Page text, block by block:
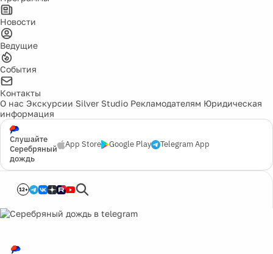
Новости
Ведущие
События
Контакты
О нас Экскурсии Silver Studio Рекламодателям Юридическая
информация
Слушайте
Серебряный
дождь
App Store Google Play Telegram App
12+